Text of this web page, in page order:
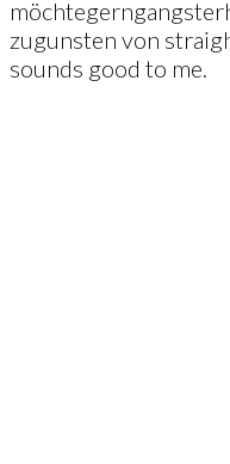
zugunsten von
sounds good to me.